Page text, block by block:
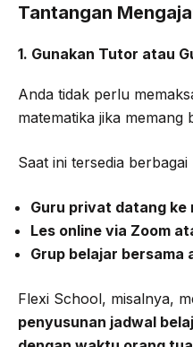
Tantangan
1. Gunakan Tutor atau
Anda tidak perlu
matematika jika memang
Saat ini tersedia
Guru privat datang ke
Les online via Zoom
Grup belajar bersama
Flexi School, misalnya,
penyusunan jadwal